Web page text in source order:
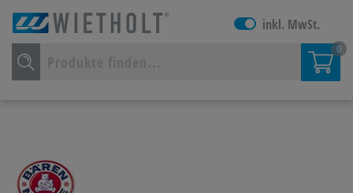
inkl. MwSt.
0